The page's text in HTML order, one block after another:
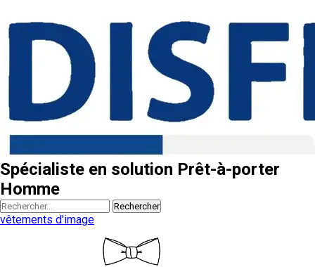
Spécialiste en solution Prêt-à-porter
Homme
Rechercher
vêtements d'image